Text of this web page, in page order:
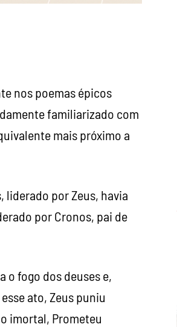
nos poemas épicos
familiarizado com
mais próximo a
liderado por Zeus, havia
por Cronos, pai de
o fogo dos deuses e,
ato, Zeus puniu
imortal, Prometeu